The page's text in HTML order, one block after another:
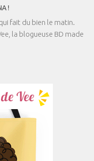
!
fait du bien le matin.
la blogueuse BD made